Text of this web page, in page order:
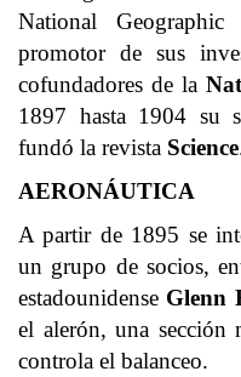
National
promotor de sus
cofundadores de la
1897 hasta 1904 su
fundó la revista Science
AERONÁUTICA
A partir de 1895 se
un grupo de socios,
estadounidense Glenn
el alerón, una
controla el balanceo.